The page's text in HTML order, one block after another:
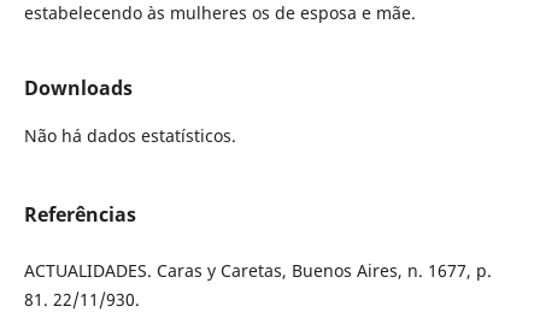
estabelecendo às mulheres os de esposa e mãe.
Downloads
Não há dados estatísticos.
Referências
ACTUALIDADES. Caras y Caretas, Buenos Aires, n. 1677, p.
81. 22/11/930.